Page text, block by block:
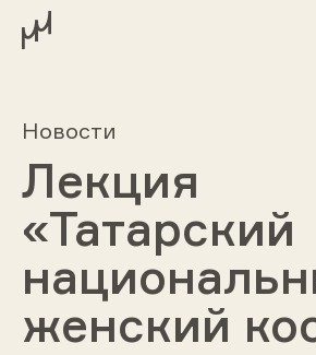
Новости
Лекция
«Татарский
женский